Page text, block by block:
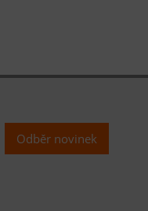
Odběr novinek